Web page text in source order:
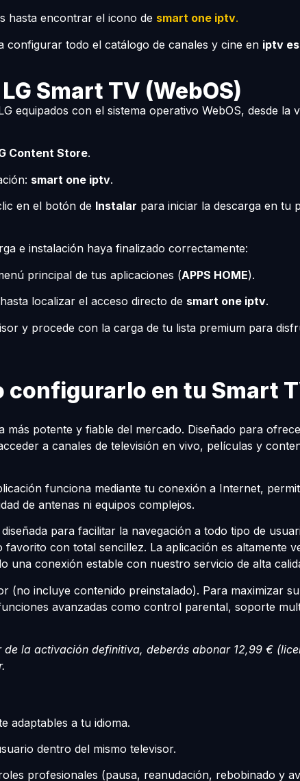
hasta encontrar el icono de smart one iptv.
todo el catálogo de canales y cine en iptv
Smart TV (WebOS)
equipados con el sistema operativo WebOS, desde la
Content Store.
smart one iptv.
en el botón de Instalar para iniciar la descarga en tu
e instalación haya finalizado correctamente:
principal de tus aplicaciones (APPS HOME).
localizar el acceso directo de smart one iptv.
y procede con la carga de tu lista premium para
configurarlo en tu Smart
potente y fiable del mercado. Diseñado para
a canales de televisión en vivo, películas y
funciona mediante tu conexión a Internet,
de antenas ni equipos complejos.
para facilitar la navegación a todo tipo de
con total sencillez. La aplicación es altamente
una conexión estable con nuestro servicio de alta
(no incluye contenido preinstalado). Para maximizar
avanzadas como control parental, soporte
la activación definitiva, deberás abonar 12,99 €
adaptables a tu idioma.
dentro del mismo televisor.
profesionales (pausa, reanudación, rebobinado y